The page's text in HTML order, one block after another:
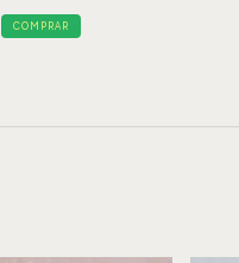
COMPRAR